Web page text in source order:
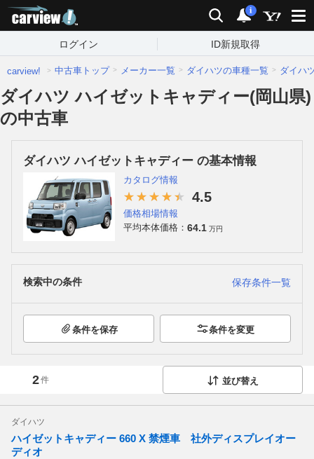
検索 通知
i
ログイン ID新規取得
carview! 中古車トップ メーカー一覧 ダイハツの車種一覧 ダイハ
ダイハツ ハイゼットキャディー(岡山県)
の中古車
ダイハツ ハイゼットキャディー の基本情報
カタログ情報
4.5
価格相場情報
平均本体価格： 64.1 万円
検索中の条件 保存条件一覧
条件を保存 条件を変更
2件 並び替え
ダイハツ
ハイゼットキャディー 660 X 禁煙車 社外ディスプレイオー
ディオ